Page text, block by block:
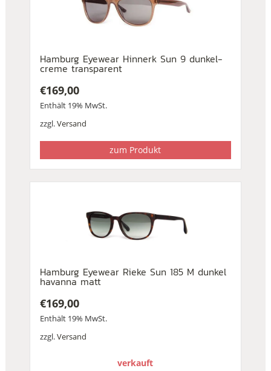
Hamburg Eyewear Hinnerk Sun 9 dunkel-
creme transparent
€169,00
Enthält 19% MwSt.
zzgl.Versand
zum Produkt
Hamburg Eyewear Rieke Sun 185 M dunkel
havanna matt
€169,00
Enthält 19% MwSt.
zzgl.Versand
verkauft